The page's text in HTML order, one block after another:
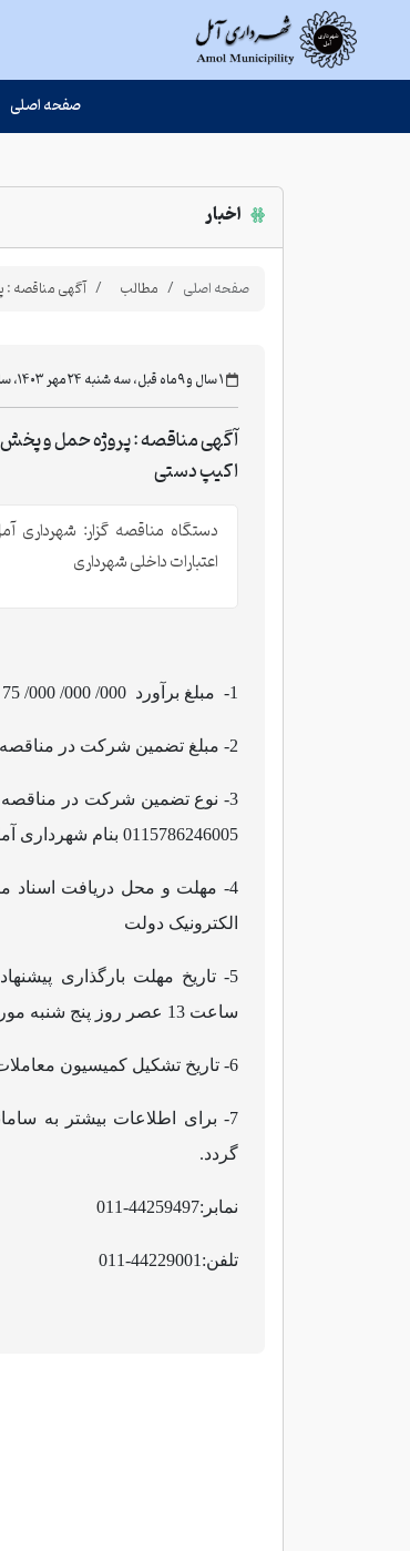
صفحه اصلی
اخبار
صفحه اصلی مطالب آگهی مناقصه : پروژه حمل و
‫۱ سال و ۹ ماه قبل، سه شنبه ۲۴ مهر ۱۴۰۳، ساعت ۰۳:۵۱
اکیپ دستی
دستگاه مناقصه گزار: شهرداری
اعتبارات داخلی شهرداری
1- مبلغ برآورد 000/ 000/ 000/ 75 ریال
2- مبلغ تضمین شرکت در مناقصه 000 / 000/ 750 / 3 ریال
3- نوع تضمین شرکت در مناقصه
0115786246005 بنام شهرداری آمل- سایر جزئیات و اطلاعات در اسناد مناقصه درج گردیده است.
4
الکترونیک دولت
5- تاریخ مهلت بارگذاری
ساعت 13 عصر روز پنج شنبه مورخ 24/ 08/ 1403
6- تاریخ تشکیل کمیسیون معاملات: ساعت 14.30 روز شنبه
7- برای اطلاعات بیشتر به
گردد.
نمابر :
44259497-011
تلفن: 44229001-011